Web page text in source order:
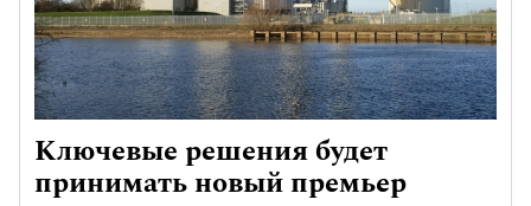
Ключевые решения будет
принимать новый премьер